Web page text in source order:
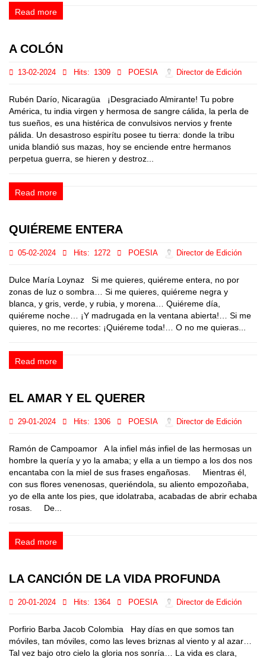
Read more
A COLÓN
13-02-2024 Hits: 1309 POESIA Director de Edición
Rubén Darío, Nicaragüa ¡Desgraciado Almirante! Tu pobre
América, tu india virgen y hermosa de sangre cálida, la perla de
tus sueños, es una histérica de convulsivos nervios y frente
pálida. Un desastroso espirítu posee tu tierra: donde la tribu
unida blandió sus mazas, hoy se enciende entre hermanos
perpetua guerra, se hieren y destroz...
Read more
QUIÉREME ENTERA
05-02-2024 Hits: 1272 POESIA Director de Edición
Dulce María Loynaz Si me quieres, quiéreme entera, no por
zonas de luz o sombra… Si me quieres, quiéreme negra y
blanca, y gris, verde, y rubia, y morena… Quiéreme día,
quiéreme noche… ¡Y madrugada en la ventana abierta!… Si me
quieres, no me recortes: ¡Quiéreme toda!… O no me quieras...
Read more
EL AMAR Y EL QUERER
29-01-2024 Hits: 1306 POESIA Director de Edición
Ramón de Campoamor A la infiel más infiel de las hermosas un
hombre la quería y yo la amaba; y ella a un tiempo a los dos nos
encantaba con la miel de sus frases engañosas. Mientras él,
con sus flores venenosas, queriéndola, su aliento empozoñaba,
yo de ella ante los pies, que idolatraba, acabadas de abrir echaba
rosas. De...
Read more
LA CANCIÓN DE LA VIDA PROFUNDA
20-01-2024 Hits: 1364 POESIA Director de Edición
Porfirio Barba Jacob Colombia Hay días en que somos tan
móviles, tan móviles, como las leves briznas al viento y al azar…
Tal vez bajo otro cielo la gloria nos sonría… La vida es clara,